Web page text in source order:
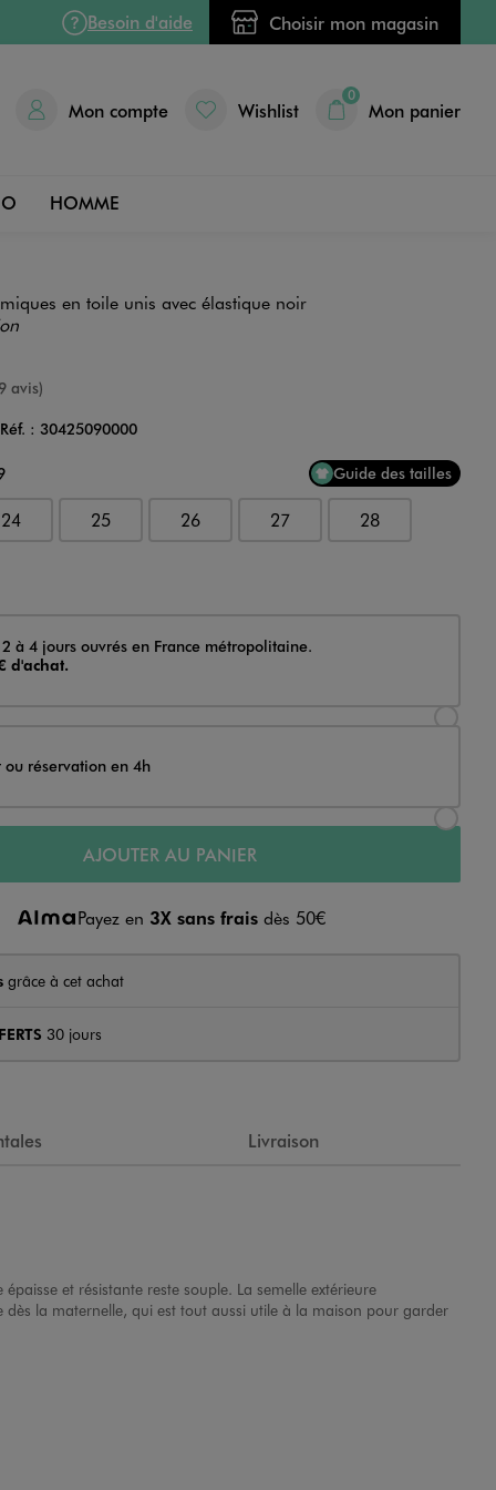
Besoin d'aide Choisir mon magasin
Mon compte Wishlist
0
Mon panier
HOMME
en toile unis avec élastique noir
avis)
Réf. : 30425090000
Guide des tailles
24 25 26 27 28
à 4 jours ouvrés en France métropolitaine.
d'achat.
ou réservation en 4h
AJOUTER AU PANIER
Payez en 3X sans fraisdès 50€
grâce à cet achat
30 jours
Livraison
et résistante reste souple. La semelle extérieure
dès la maternelle, qui est tout aussi utile à la maison pour garder